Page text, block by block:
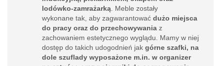
lodówko-zamrażarką . Meble zostały
wykonane tak, aby zagwarantować dużo miejsca
do pracy oraz do przechowywania z
zachowaniem estetycznego wyglądu. Mamy w niej
dostęp do takich udogodnień jak górne szafki, na
dole szuflady wyposażone m.in. w organizer